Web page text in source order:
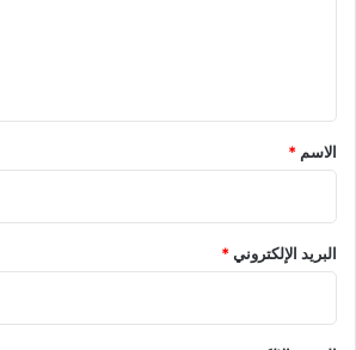
*
الاسم *
البريد الإلكتروني*